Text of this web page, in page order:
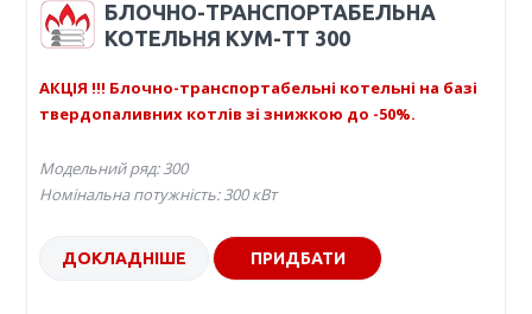
БЛОЧНО-ТРАНСПОРТАБЕЛЬНА
КОТЕЛЬНЯ КУМ-ТТ 300
АКЦІЯ !!! Блочно-транспортабельні котельні на базі
твердопаливних котлів зі знижкою до -50%.
Модельний ряд: 300
Номінальна потужність: 300 кВт
ДОКЛАДНІШЕ ПРИДБАТИ